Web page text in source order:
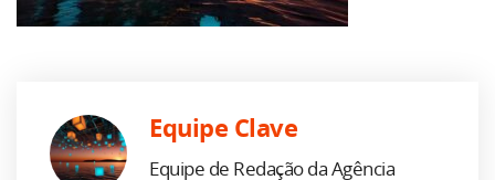
Equipe Clave
Equipe de Redação da Agência